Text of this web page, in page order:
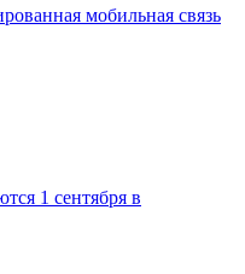
мобильная связь
1 сентября в